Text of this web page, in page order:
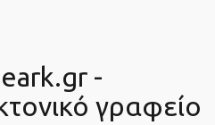
-
γραφείο